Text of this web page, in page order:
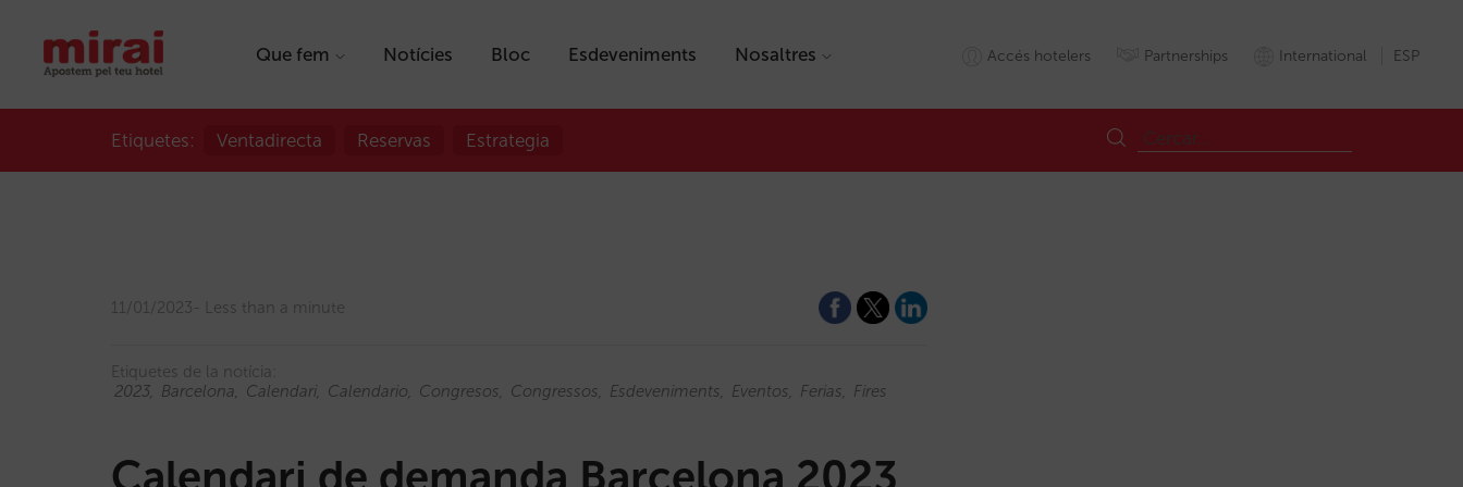
Que fem Notícies Bloc Esdeveniments Nosaltres Accés hotelers Partnerships International ESP
Etiquetes: Ventadirecta Reservas Estrategia
11/01/2023 Less than a minute
Etiquetes de la notícia:
2023
Barcelona Calendari Calendario Congresos Congressos Esdeveniments Eventos Ferias Fires
Calendari de demanda Barcelona 2023